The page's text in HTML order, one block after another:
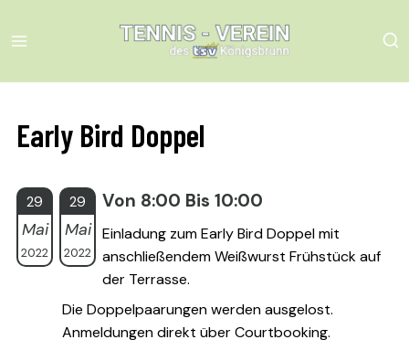
to
Early Bird Doppel
29
Mai
2022
29
Mai
2022
Von 8:00 Bis 10:00
Einladung zum Early Bird Doppel mit
anschließendem Weißwurst Frühstück auf
der Terrasse.
Die Doppelpaarungen werden ausgelost.
Anmeldungen direkt über Courtbooking.